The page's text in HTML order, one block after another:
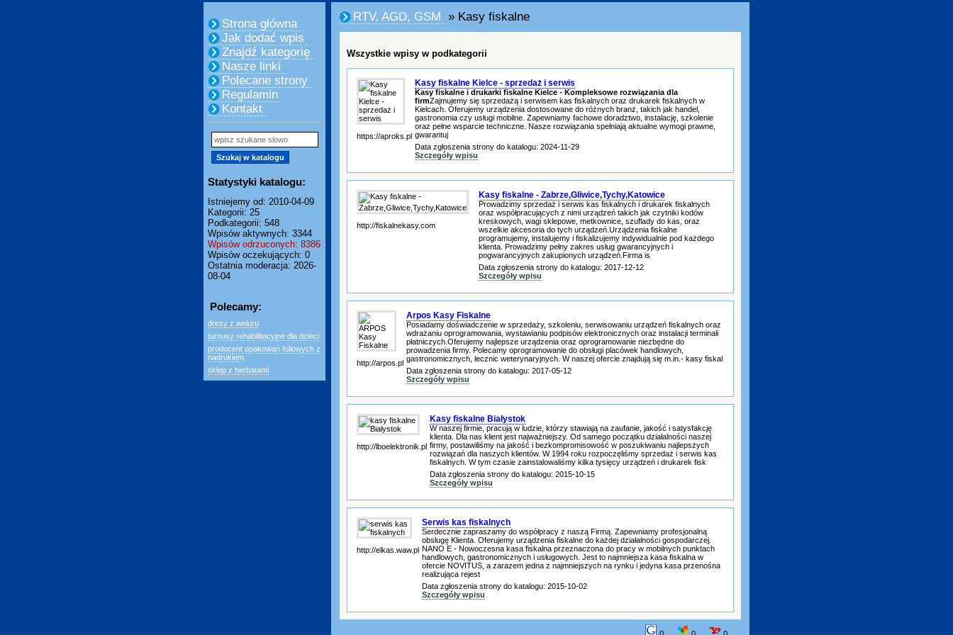
Strona główna
Jak dodać wpis
Znajdź kategorię
Nasze linki
Polecane strony
Regulamin
Kontakt
Statystyki katalogu:
Istniejemy od: 2010-04-09
Kategorii: 25
Podkategorii: 548
Wpisów aktywnych: 3344
Wpisów odrzuconych: 8386
Wpisów oczekujących: 0
Ostatnia moderacja: 2026-
08-04
Polecamy:
dresy z weluru
turnusy rehabilitacyjne dla dzieci
producent opakowań foliowych z
nadrukiem
sklep z herbatami
RTV, AGD, GSM » Kasy fiskalne
Wszystkie wpisy w podkategorii
https://aproks.pl
Kasy fiskalne Kielce - sprzedaż i serwis
Kasy fiskalne i drukarki fiskalne Kielce - Kompleksowe rozwiązania dla
firmZajmujemy się sprzedażą i serwisem kas fiskalnych oraz drukarek fiskalnych w
Kielcach. Oferujemy urządzenia dostosowane do różnych branż, takich jak handel,
gastronomia czy usługi mobilne. Zapewniamy fachowe doradztwo, instalację, szkolenie
oraz pełne wsparcie techniczne. Nasze rozwiązania spełniają aktualne wymogi prawne,
gwarantuj
Data zgłoszenia strony do katalogu: 2024-11-29
Szczegóły wpisu
http://fiskalnekasy.com
Kasy fiskalne - Zabrze,Gliwice,Tychy,Katowice
Prowadzimy sprzedaż i serwis kas fiskalnych i drukarek fiskalnych
oraz współpracujących z nimi urządzeń takich jak czytniki kodów
kreskowych, wagi sklepowe, metkownice, szuflady do kas, oraz
wszelkie akcesoria do tych urządzeń.Urządzenia fiskalne
programujemy, instalujemy i fiskalizujemy indywidualnie pod każdego
klienta. Prowadzimy pełny zakres usług gwarancyjnych i
pogwarancyjnych zakupionych urządzeń.Firma is
Data zgłoszenia strony do katalogu: 2017-12-12
Szczegóły wpisu
http://arpos.pl
Arpos Kasy Fiskalne
Posiadamy doświadczenie w sprzedaży, szkoleniu, serwisowaniu urządzeń fiskalnych oraz
wdrażaniu oprogramowania, wystawianiu podpisów elektronicznych oraz instalacji terminali
płatniczych.Oferujemy najlepsze urządzenia oraz oprogramowanie niezbędne do
prowadzenia firmy. Polecamy oprogramowanie do obsługi placówek handlowych,
gastronomicznych, lecznic weterynaryjnych. W naszej ofercie znajdują się m.in.- kasy fiskal
Data zgłoszenia strony do katalogu: 2017-05-12
Szczegóły wpisu
http://lboelektronik.pl
Kasy fiskalne Białystok
W naszej firmie, pracują w ludzie, którzy stawiają na zaufanie, jakość i satysfakcję
klienta. Dla nas klient jest najważniejszy. Od samego początku działalności naszej
firmy, postawiliśmy na jakość i bezkompromisowość w poszukiwaniu najlepszych
rozwiązań dla naszych klientów. W 1994 roku rozpoczęliśmy sprzedaż i serwis kas
fiskalnych. W tym czasie zainstalowaliśmy kilka tysięcy urządzeń i drukarek fisk
Data zgłoszenia strony do katalogu: 2015-10-15
Szczegóły wpisu
http://elkas.waw.pl
Serwis kas fiskalnych
Serdecznie zapraszamy do współpracy z naszą Firmą. Zapewniamy profesjonalną
obsługę Klienta. Oferujemy urządzenia fiskalne do każdej działalności gospodarczej.
NANO E - Nowoczesna kasa fiskalna przeznaczona do pracy w mobilnych punktach
handlowych, gastronomicznych i usługowych. Jest to najmniejsza kasa fiskalna w
ofercie NOVITUS, a zarazem jedna z najmniejszych na rynku i jedyna kasa przenośna
realizująca rejest
Data zgłoszenia strony do katalogu: 2015-10-02
Szczegóły wpisu